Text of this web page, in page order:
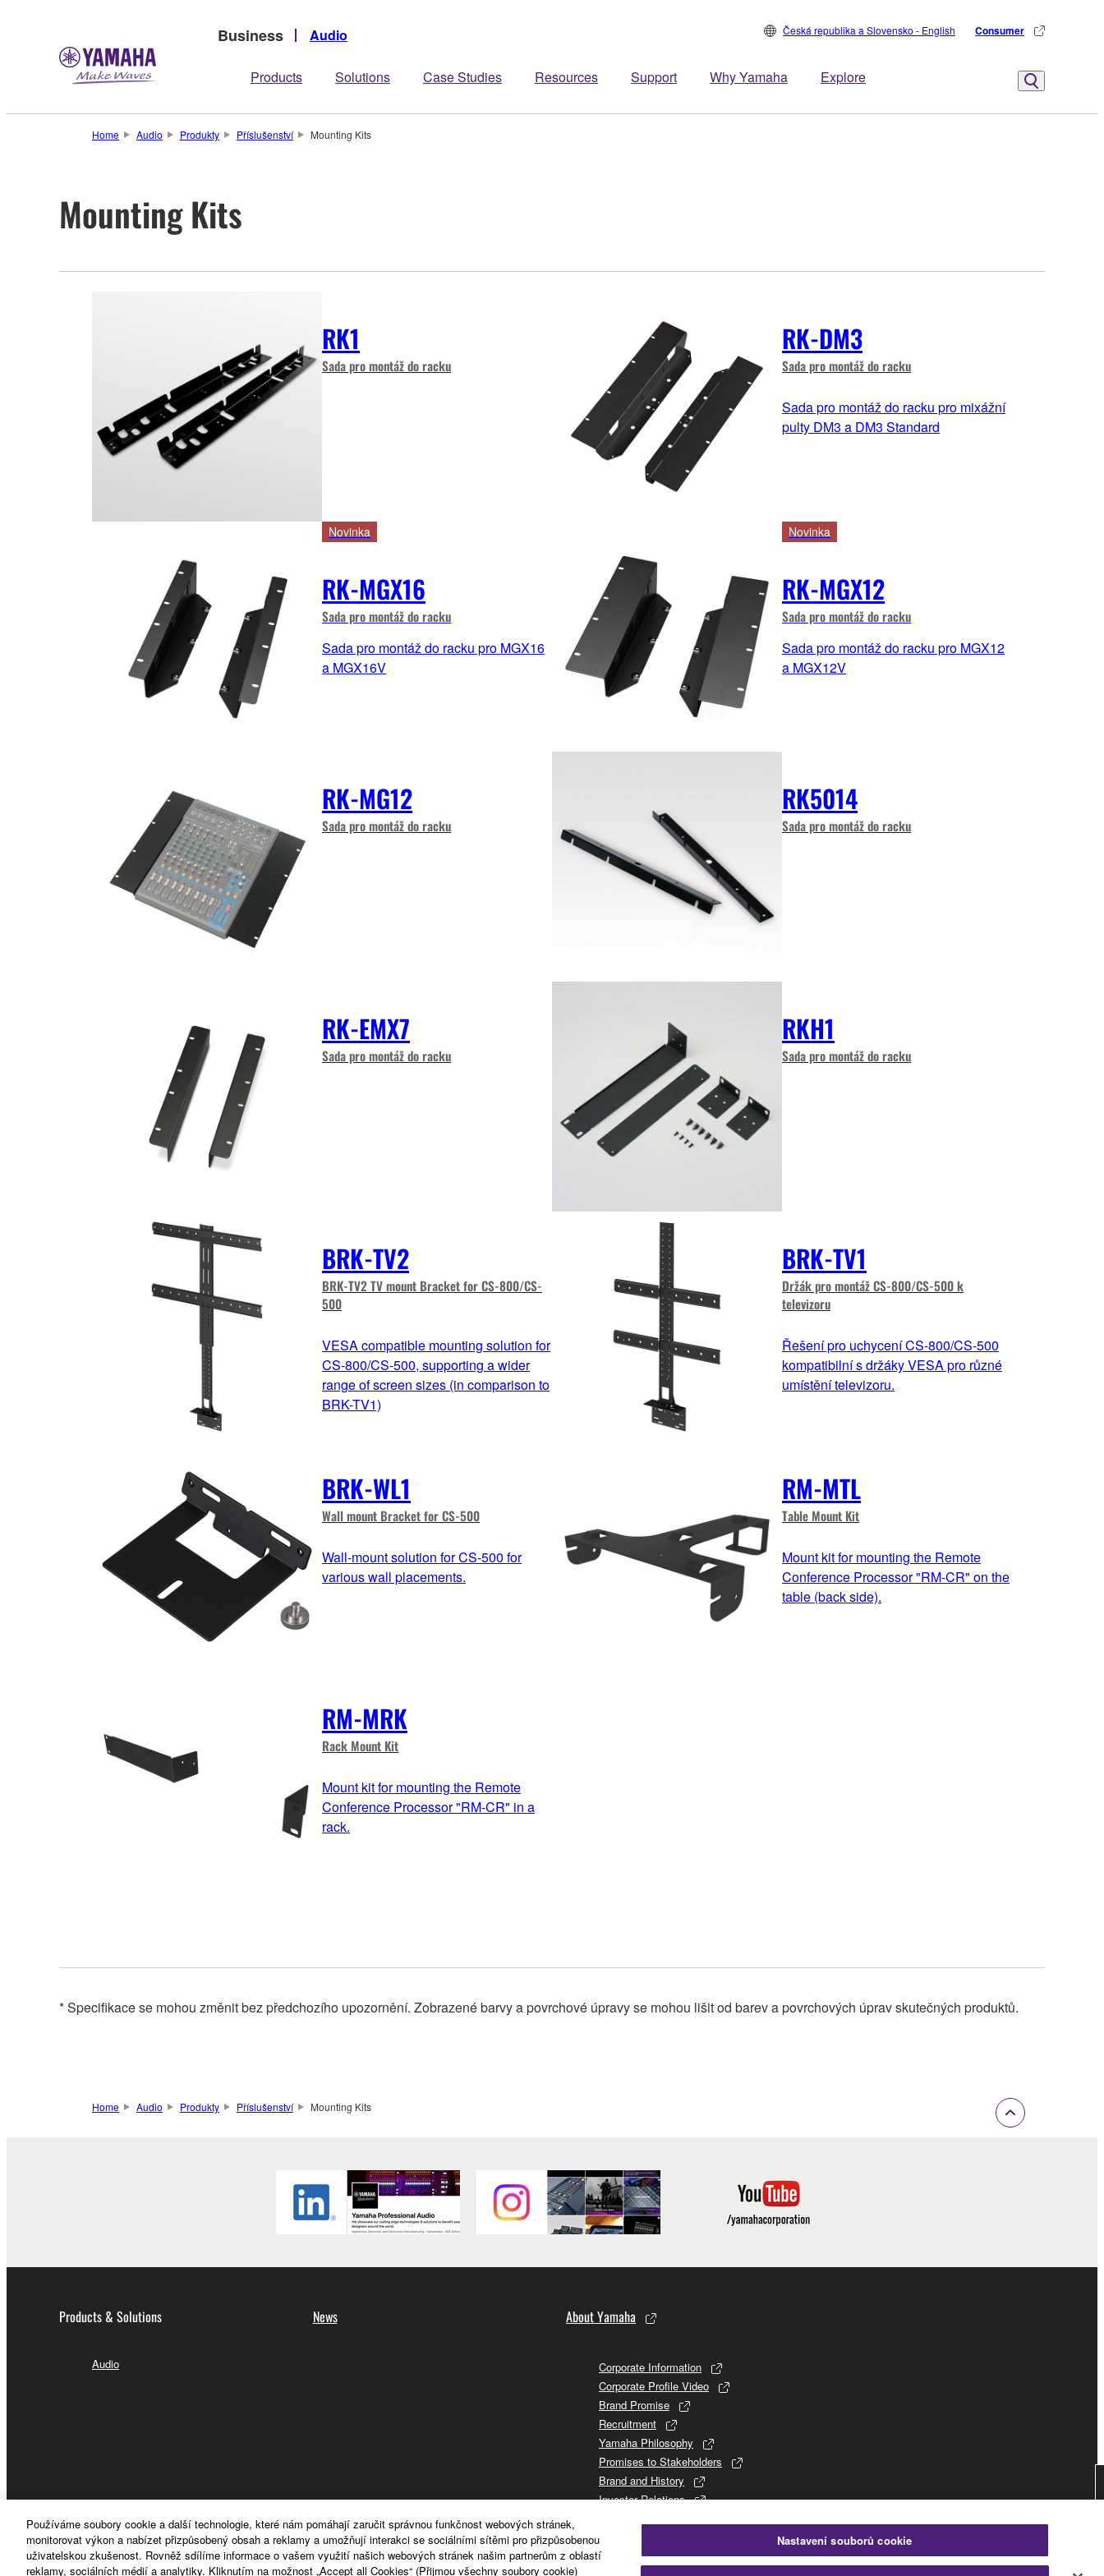
Business Audio
Products Solutions Case Studies Resources Support Why Yamaha Explore
Česká republika a Slovensko - English Consumer
Home Audio Produkty Příslušenství Mounting Kits
Mounting Kits
RK1
Sada pro montáž do racku
RK-DM3
Sada pro montáž do racku
Sada pro montáž do racku pro mixážní
pulty DM3 a DM3 Standard
RK-MGX16
Sada pro montáž do racku
Novinka
Sada pro montáž do racku pro MGX16
a MGX16V
RK-MGX12
Sada pro montáž do racku
Novinka
Sada pro montáž do racku pro MGX12
a MGX12V
RK-MG12
Sada pro montáž do racku
RK5014
Sada pro montáž do racku
RK-EMX7
Sada pro montáž do racku
RKH1
Sada pro montáž do racku
BRK-TV2
BRK-TV2 TV mount Bracket for CS-800/CS-
500
VESA compatible mounting solution for
CS-800/CS-500, supporting a wider
range of screen sizes (in comparison to
BRK-TV1)
BRK-TV1
Držák pro montáž CS-800/CS-500 k
televizoru
Řešení pro uchycení CS-800/CS-500
kompatibilní s držáky VESA pro různé
umístění televizoru.
BRK-WL1
Wall mount Bracket for CS-500
Wall-mount solution for CS-500 for
various wall placements.
RM-MTL
Table Mount Kit
Mount kit for mounting the Remote
Conference Processor "RM-CR" on the
table (back side).
RM-MRK
Rack Mount Kit
Mount kit for mounting the Remote
Conference Processor "RM-CR" in a
rack.
* Specifikace se mohou změnit bez předchozího upozornění. Zobrazené barvy a povrchové úpravy se mohou lišit od barev a povrchových úprav skutečných produktů.
Home Audio Produkty Příslušenství Mounting Kits
Products & Solutions
Audio
News About Yamaha
Corporate Information
Corporate Profile Video
Brand Promise
Recruitment
Yamaha Philosophy
Promises to Stakeholders
Brand and History
Investor Relations
Používáme soubory cookie a další technologie, které nám pomáhají zaručit správnou funkčnost webových stránek,
monitorovat výkon a nabízet přizpůsobený obsah a reklamy a umožňují interakci se sociálními sítěmi pro přizpůsobenou
uživatelskou zkušenost. Rovněž sdílíme informace o vašem využití našich webových stránek našim partnerům z oblastí
reklamy, sociálních médií a analytiky. Kliknutím na možnost „Accept all Cookies“ (Přijmou všechny soubory cookie)
Nastavení souborů cookie